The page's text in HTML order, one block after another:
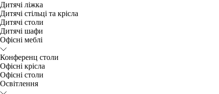
Дитячі ліжка
Дитячі стільці та крісла
Дитячі столи
Дитячі шафи
Офісні меблі
Конференц столи
Офісні крісла
Офісні столи
Освітлення